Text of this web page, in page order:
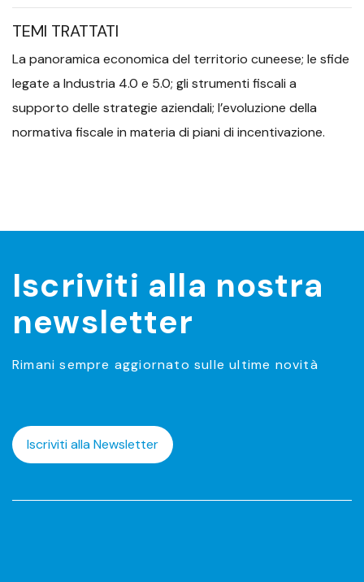
TEMI TRATTATI
La panoramica economica del territorio cuneese; le sfide
legate a Industria 4.0 e 5.0; gli strumenti fiscali a
supporto delle strategie aziendali; l’evoluzione della
normativa fiscale in materia di piani di incentivazione.
Iscriviti alla nostra
newsletter
Rimani sempre aggiornato sulle ultime novità
Iscriviti alla Newsletter